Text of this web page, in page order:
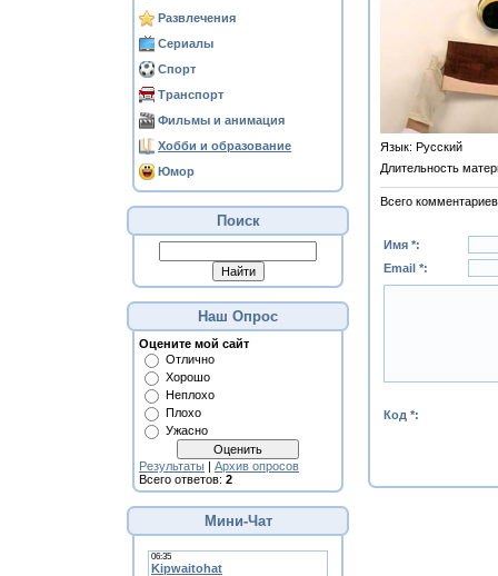
Развлечения
Сериалы
Спорт
Транспорт
Фильмы и анимация
Хобби и образование
Юмор
Поиск
Наш Опрос
Оцените мой сайт
Отлично
Хорошо
Неплохо
Плохо
Ужасно
Результаты | Архив опросов
Всего ответов: 2
Мини-Чат
Язык: Русский
Длительность
Всего комментариев
Имя *:
Email *:
Код *: